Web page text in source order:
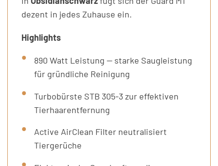
dezent in jedes Zuhause ein.
Highlights
890 Watt Leistung — starke Saugleistung
für gründliche Reinigung
Turbobürste STB 305-3 zur effektiven
Tierhaarentfernung
Active AirClean Filter neutralisiert
Tiergerüche